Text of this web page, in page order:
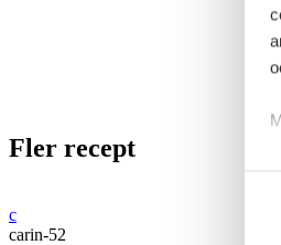
Fler recept
c
carin-52